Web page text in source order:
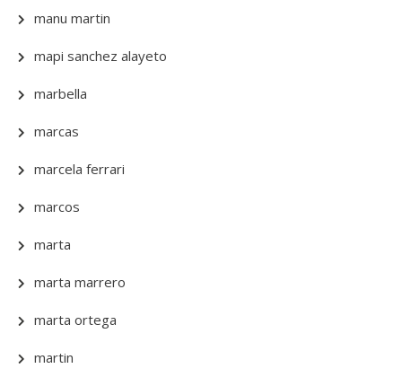
manu martin
mapi sanchez alayeto
marbella
marcas
marcela ferrari
marcos
marta
marta marrero
marta ortega
martin